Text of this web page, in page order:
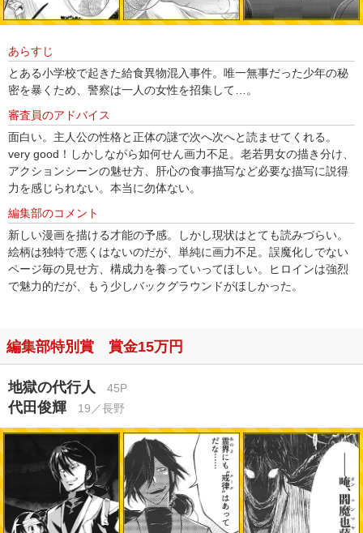
あらすじ
とある小学校で起きた給食異物混入事件。唯一無事だった少年の秘
密を暴くため、警察は一人の女性を招集して…。
審査員のアドバイス
面白い。主人公の性格と正体の謎で次へ次へと読ませてくれる。
very good！しかしながら如何せん画力不足。老若男女の描き分け、
アクションシーンの魅せ方、肝心の食事描写など必要な描写に説得
力を感じられない。本当に勿体ない。
編集部のコメント
新しい漫画を描ける才能の予感。しかし現状はとても読みづらい。
絵柄は独特で悪くはないのだが、単純に画力不足。誤魔化しでない
ページ毎の見せ方、構成力を養っていってほしい。ヒロインは強烈
で魅力的だが、もう少しバックグラウンドがほしかった。
編集部特別賞 賞金15万円
地獄の代行人 45P
代田俊輝 19／長野